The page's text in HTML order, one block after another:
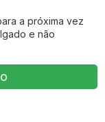
a próxima vez
e não